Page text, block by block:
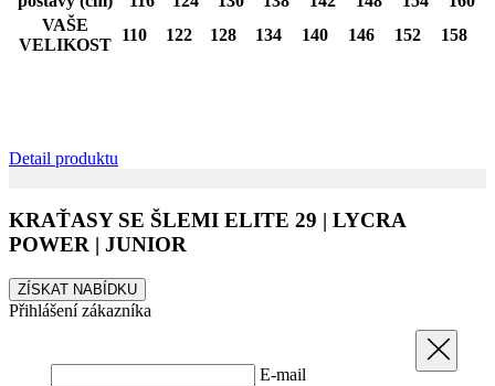
VAŠE
VELIKOST
110 122 128 134 140 146 152 158
Detail produktu
KRAŤASY SE ŠLEMI ELITE 29 | LYCRA
POWER | JUNIOR
ZÍSKAT NABÍDKU
Zavřít
Přihlášení zákazníka
E-mail